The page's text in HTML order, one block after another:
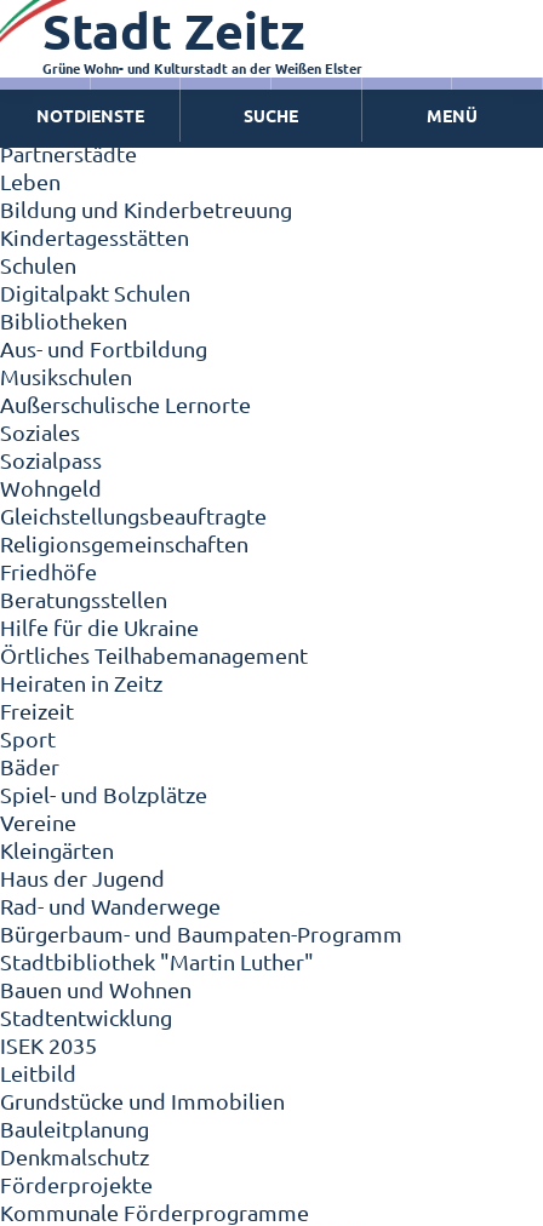
Zeitz - Die Kleinstadt
Willkommen in Zeitz!
Interview mit Oberbürgermeister Christian Thieme
Zeitz - Stadt der Zukunft
Ortschaften
Partnerstädte
Leben
Bildung und Kinderbetreuung
Kindertagesstätten
Schulen
Digitalpakt Schulen
Bibliotheken
Aus- und Fortbildung
Musikschulen
Außerschulische Lernorte
Soziales
Sozialpass
Wohngeld
Gleichstellungsbeauftragte
Religionsgemeinschaften
Friedhöfe
Beratungsstellen
Hilfe für die Ukraine
Örtliches Teilhabemanagement
Heiraten in Zeitz
Freizeit
Sport
Bäder
Spiel- und Bolzplätze
Vereine
Kleingärten
Haus der Jugend
Rad- und Wanderwege
Bürgerbaum- und Baumpaten-Programm
Stadtbibliothek "Martin Luther"
Bauen und Wohnen
Stadtentwicklung
ISEK 2035
Leitbild
Grundstücke und Immobilien
Bauleitplanung
Denkmalschutz
Förderprojekte
Kommunale Förderprogramme
Stadt Zeitz
Grüne Wohn- und Kulturstadt an der Weißen Elster
NOTDIENSTE SUCHE MENÜ